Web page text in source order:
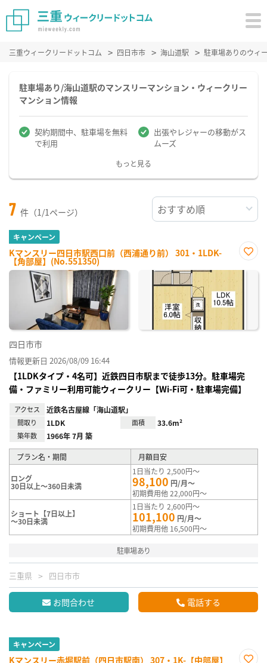
三重ウィークリードットコム 四日市市 海山道駅 駐車場ありのウィ
駐車場あり/海山道駅のマンスリーマンション・ウィークリー
マンション情報
契約期間中、駐車場を無料
で利用
出張やレジャーの移動がス
ムーズ
もっと見る
7 件（1/1ページ）
キャンペーン
Kマンスリー四日市駅西口前（西浦通り前） 301・1LDK-
【角部屋】(No.551350)
に入
四日市市
情報更新日 2026/08/09 16:44
【1LDKタイプ・4名可】近鉄四日市駅まで徒歩13分。駐車場完
備・ファミリー利用可能ウィークリー【Wi-Fi可・駐車場完備】
アクセス 近鉄名古屋線「海山道駅」
間取り 1LDK 面積 33.6m²
築年数 1966年 7月 築
プラン名・期間 月額目安
ロング
30日以上～360日未満
1日当たり 2,500円～
98,100 円/月～
初期費用他 22,000円～
ショート【7日以上】
～30日未満
1日当たり 2,600円～
101,100 円/月～
初期費用他 16,500円～
駐車場あり
三重県 四日市市
お問合わせ 電話する
キャンペーン
Kマンスリー赤堀駅前（四日市駅南） 307・1K-【中部屋】